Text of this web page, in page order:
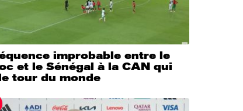
improbable entre le
et le Sénégal à la CAN qui
tour du monde